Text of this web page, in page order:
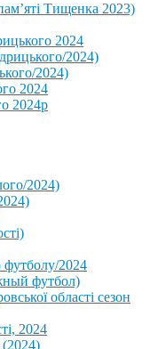
Тищенка 2023)
2024
2024)
2024)
2024⁩
2024р
2024)
футболу/2024
футбол)
області сезон
2024
(2024)